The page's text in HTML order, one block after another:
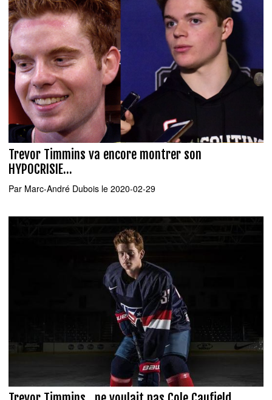
Trevor Timmins va encore montrer son
HYPOCRISIE...
Par Marc-André Dubois le 2020-02-29